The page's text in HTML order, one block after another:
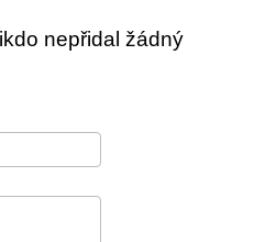
nepřidal žádný